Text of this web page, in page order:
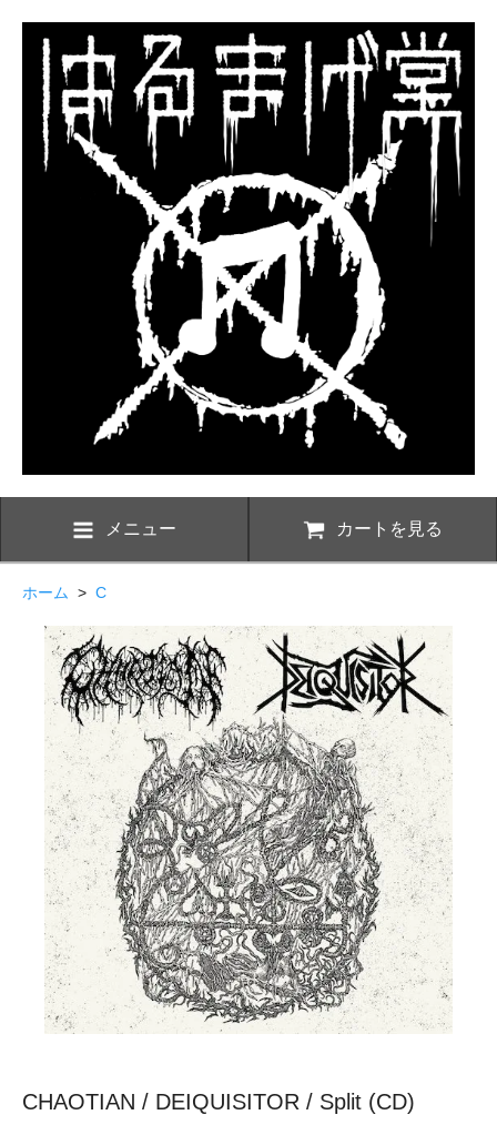
メニュー カートを見る
ホーム > C
CHAOTIAN / DEIQUISITOR / Split (CD)